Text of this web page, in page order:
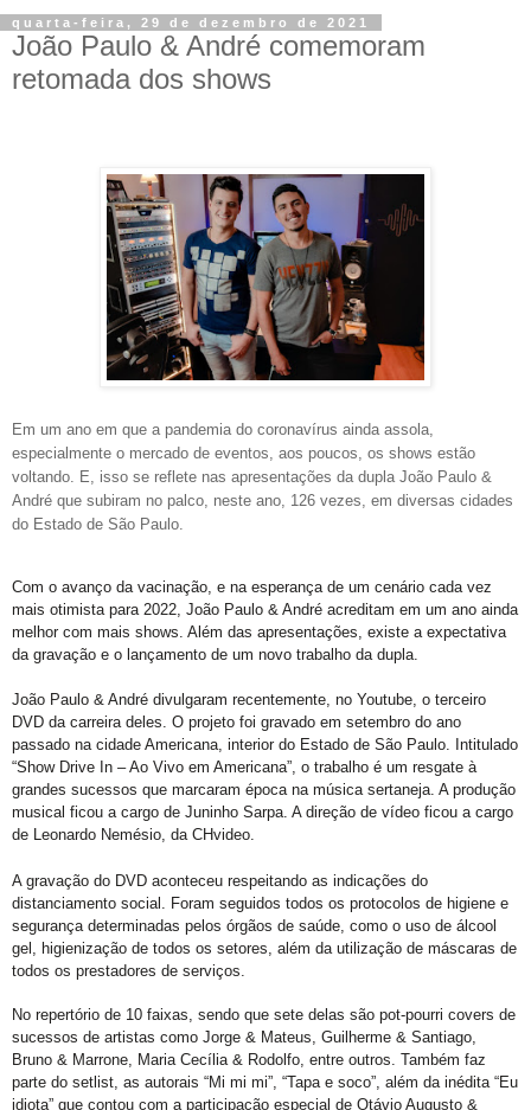
quarta-feira, 29 de dezembro de 2021
João Paulo & André comemoram
retomada dos shows
Em um ano em que a pandemia do coronavírus ainda assola,
especialmente o mercado de eventos, aos poucos, os shows estão
voltando. E, isso se reflete nas apresentações da dupla João Paulo &
André que subiram no palco, neste ano, 126 vezes, em diversas cidades
do Estado de São Paulo.
Com o avanço da vacinação, e na esperança de um cenário cada vez
mais otimista para 2022, João Paulo & André acreditam em um ano ainda
melhor com mais shows. Além das apresentações, existe a expectativa
da gravação e o lançamento de um novo trabalho da dupla.
João Paulo & André divulgaram recentemente, no Youtube, o terceiro
DVD da carreira deles. O projeto foi gravado em setembro do ano
passado na cidade Americana, interior do Estado de São Paulo. Intitulado
“Show Drive In – Ao Vivo em Americana”, o trabalho é um resgate à
grandes sucessos que marcaram época na música sertaneja. A produção
musical ficou a cargo de Juninho Sarpa. A direção de vídeo ficou a cargo
de Leonardo Nemésio, da CHvideo.
A gravação do DVD aconteceu respeitando as indicações do
distanciamento social. Foram seguidos todos os protocolos de higiene e
segurança determinadas pelos órgãos de saúde, como o uso de álcool
gel, higienização de todos os setores, além da utilização de máscaras de
todos os prestadores de serviços.
No repertório de 10 faixas, sendo que sete delas são pot-pourri covers de
sucessos de artistas como Jorge & Mateus, Guilherme & Santiago,
Bruno & Marrone, Maria Cecília & Rodolfo, entre outros. Também faz
parte do setlist, as autorais “Mi mi mi”, “Tapa e soco”, além da inédita “Eu
idiota” que contou com a participação especial de Otávio Augusto &